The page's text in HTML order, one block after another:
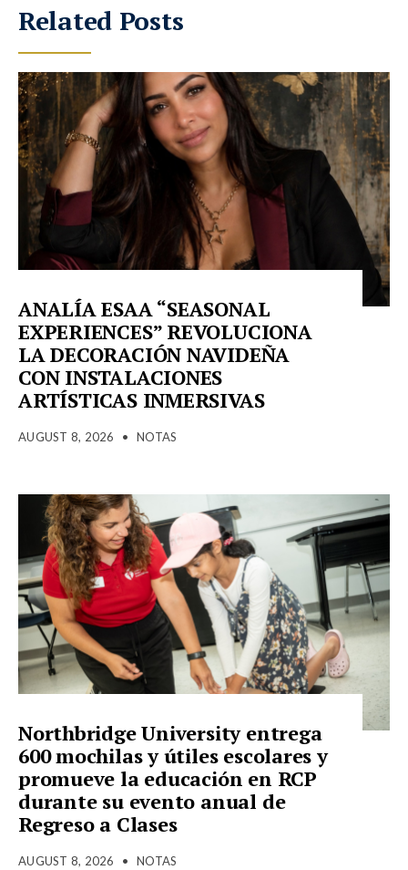
Related Posts
ANALÍA ESAA “SEASONAL
EXPERIENCES” REVOLUCIONA
LA DECORACIÓN NAVIDEÑA
CON INSTALACIONES
ARTÍSTICAS INMERSIVAS
AUGUST 8, 2026 • NOTAS
Northbridge University entrega
600 mochilas y útiles escolares y
promueve la educación en RCP
durante su evento anual de
Regreso a Clases
AUGUST 8, 2026 • NOTAS